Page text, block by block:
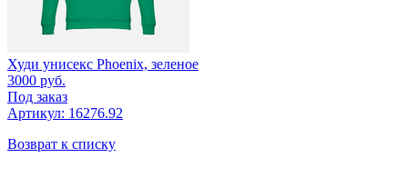
Худи унисекс Phoenix, зеленое
3000 руб.
Под заказ
Артикул: 16276.92
Возврат к списку